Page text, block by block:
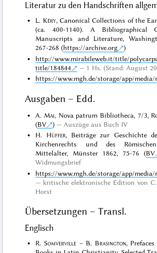
Literatur zu den Handschriften
L. Kéry, Canonical Collections of the
(ca. 400-1140). A Bibliographical
Manuscripts and Literature,
267-268 (https://archive.org
)
http://www.mirabileweb.it/title/
title/184844
1 Hs. (Stand: August
https://www.mgh.de/storage/app/
Ausgaben – Edd.
A. Mai, Nova patrum Bibliotheca, 7/3,
(BV )
Auszüge aus Buch IV
H. Hüffer, Beiträge zur Geschichte
Kirchenrechts und des
Mittelalter, Münster 1862, 75-76 (BV
Widmungsbrief
https://www.mgh.de/storage/app/
kritische elektronische Edition von
Horst
Übersetzungen – Transl.
Englisch
R. Somverville – B. Brasington,